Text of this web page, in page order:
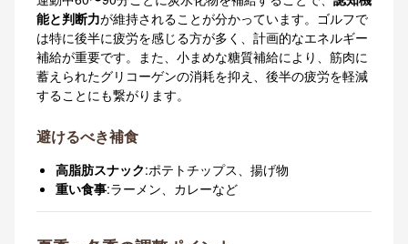
能と判断力が維持されることが分かっています。ゴルフで
は特に後半に疲労を感じる方が多く、計画的なエネルギー
補給が重要です。また、小まめな糖質補給により、筋肉に
蓄えられたグリコーゲンの消耗を抑え、後半の疲労を軽減
することにも繋がります。
避けるべき補食
高脂肪スナック:ポテトチップス、揚げ物
重い食事:ラーメン、カレーなど